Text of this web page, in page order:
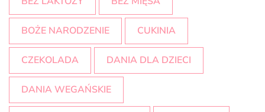
BOŻE NARODZENIE CUKINIA
CZEKOLADA DANIA DLA DZIECI
DANIA WEGAŃSKIE